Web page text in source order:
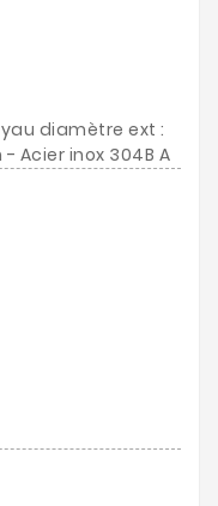
diamètre ext :
Acier inox 304B A